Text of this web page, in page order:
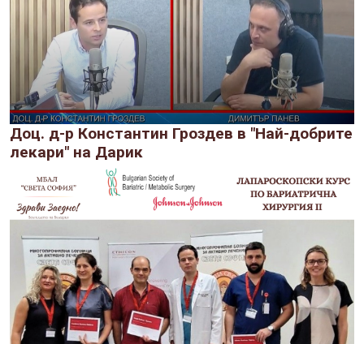
Доц. д-р Константин Гроздев в "Най-добрите
лекари" на Дарик